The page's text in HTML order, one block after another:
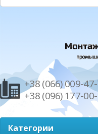
+38 (066) 009-
+38 (096) 177-
Категории